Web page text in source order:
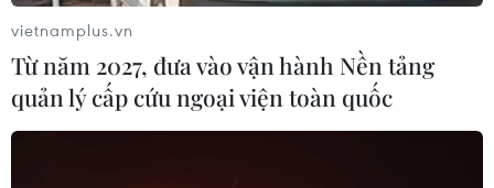
Nội
10/08/2026 04:20
Mô hình xã, phường xã hội chủ
vietnamplus.vn
Từ năm 2027, đưa vào vận hành Nền tảng
quản lý cấp cứu ngoại viện toàn quốc